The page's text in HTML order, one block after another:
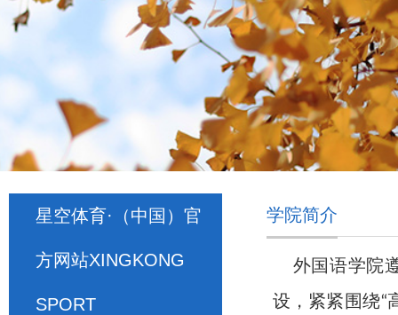
星空体育·（中国）官
方网站XINGKONG
SPORT
学院简介
外国语学院
设，紧紧围绕“